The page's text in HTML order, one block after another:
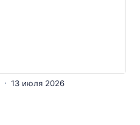
13 июля 2026